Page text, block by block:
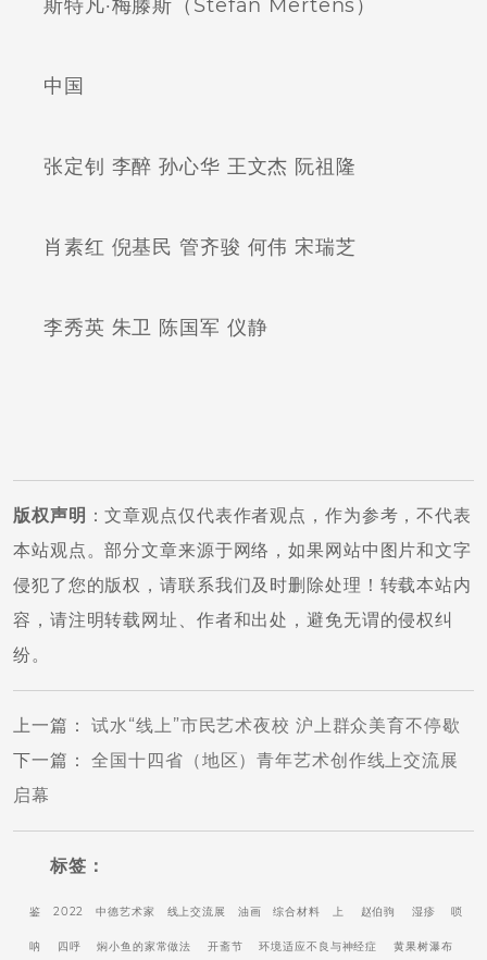
斯特凡·梅滕斯（Stefan Mertens）
中国
张定钊 李醉 孙心华 王文杰 阮祖隆
肖素红 倪基民 管齐骏 何伟 宋瑞芝
李秀英 朱卫 陈国军 仪静
版权声明 ：文章观点仅代表作者观点，作为参考，不代表
本站观点。部分文章来源于网络，如果网站中图片和文字
侵犯了您的版权，请联系我们及时删除处理！转载本站内
容，请注明转载网址、作者和出处，避免无谓的侵权纠
纷。
上一篇 ：试水“线上”市民艺术夜校 沪上群众美育不停歇
下一篇 ：全国十四省（地区）青年艺术创作线上交流展
启幕
标签：
鉴 2022 中德艺术家 线上交流展 油画 综合材料 上 赵伯驹 湿疹 唢
呐 四呼 焖小鱼的家常做法 开斋节 环境适应不良与神经症 黄果树瀑布